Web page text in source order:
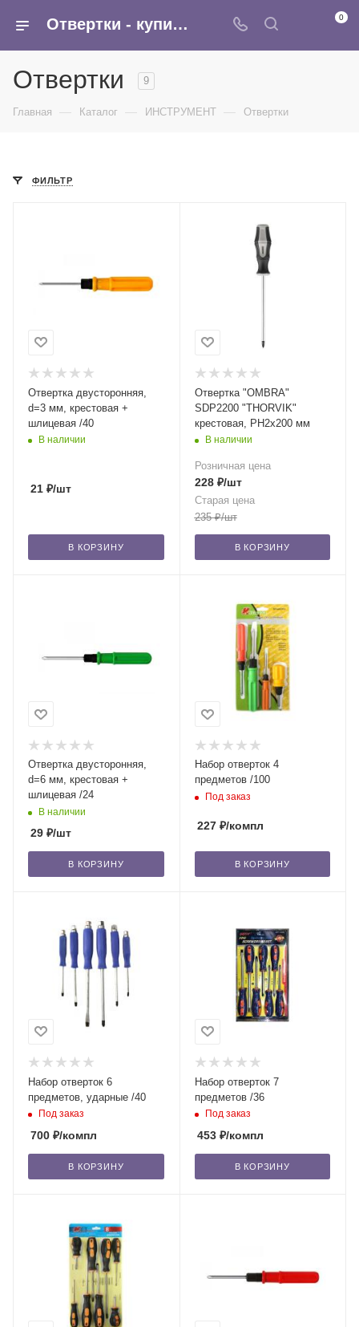
Отвертки - купить оптом шлицевые, торцевые отвертки, набор отверток в интернет-магазине Армина 0
Отвертки 9
Главная — Каталог — ИНСТРУМЕНТ — Отвертки
ФИЛЬТР
Отвертка двусторонняя,
d=3 мм, крестовая +
шлицевая /40
В наличии
21 ₽/шт
В КОРЗИНУ
Отвертка "OMBRA"
SDP2200 "THORVIK"
крестовая, PH2x200 мм
В наличии
Розничная цена
228₽/шт
Старая цена
235₽/шт
В КОРЗИНУ
Отвертка двусторонняя,
d=6 мм, крестовая +
шлицевая /24
В наличии
29 ₽/шт
В КОРЗИНУ
Набор отверток 4
предметов /100
Под заказ
227₽/компл
В КОРЗИНУ
Набор отверток 6
предметов, ударные /40
Под заказ
700 ₽/компл
В КОРЗИНУ
Набор отверток 7
предметов /36
Под заказ
453₽/компл
В КОРЗИНУ